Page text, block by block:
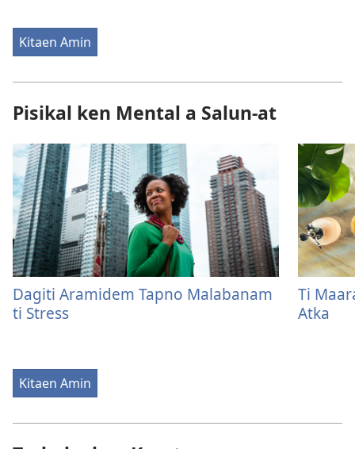
Kitaen Amin
Pisikal ken Mental a Salun-at
Dagiti Aramidem Tapno Malabanam
ti Stress
Ti
Atka
Kitaen Amin